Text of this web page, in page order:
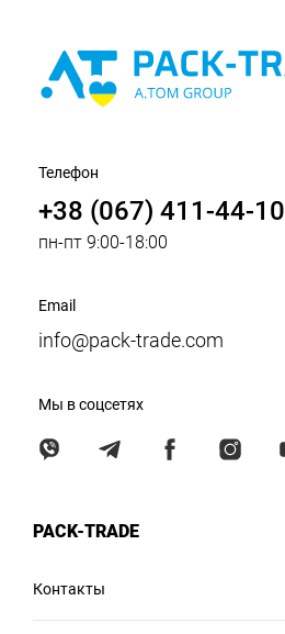
Телефон
+38 (067) 411-44-10
пн-пт 9:00-18:00
Email
info@pack-trade.com
Мы в соцсетях
PACK-TRADE
Контакты